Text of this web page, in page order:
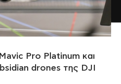
Pro Platinum και
drones της DJI